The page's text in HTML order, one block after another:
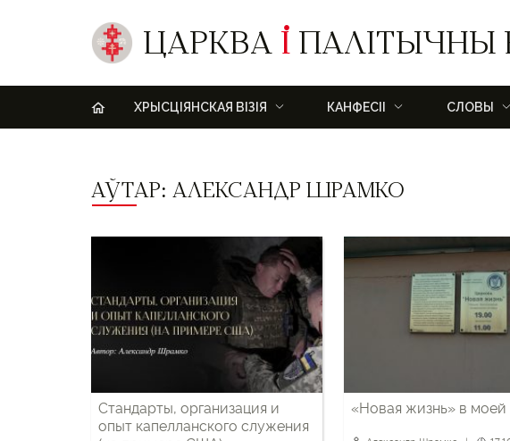
ЦАРКВА І ПАЛІТЫЧНЫ
ХРЫСЦІЯНСКАЯ ВІЗІЯ КАНФЕСІІ СЛОВЫ
АЎТАР: АЛЕКСАНДР ШРАМКО
Стандарты, организация и
опыт капелланского служения
«Новая жизнь» в